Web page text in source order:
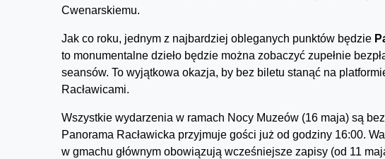
Cwenarskiemu.
Jak co roku, jednym z najbardziej obleganych punktów będzie
to monumentalne dzieło będzie można zobaczyć zupełnie
seansów. To wyjątkowa okazja, by bez biletu stanąć na
Racławicami.
Wszystkie wydarzenia w ramach Nocy Muzeów (16 maja) są
Panorama Racławicka przyjmuje gości już od godziny 16:00.
w gmachu głównym obowiązują wcześniejsze zapisy (od 11